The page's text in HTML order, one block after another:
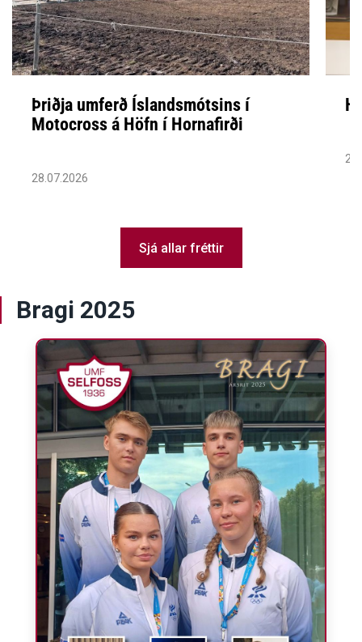
Þriðja umferð Íslandsmótsins í
Motocross á Höfn í Hornafirði
28.07.2026
Sjá allar fréttir
Bragi 2025